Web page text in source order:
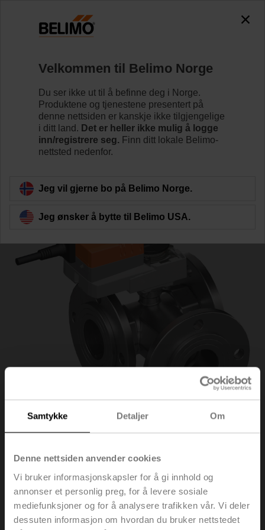
Samtykke Detaljer Om
Denne nettsiden anvender cookies
Vi bruker informasjonskapsler for å gi innhold og
annonser et personlig preg, for å levere sosiale
mediefunksjoner og for å analysere trafikken vår. Vi deler
dessuten informasjon om hvordan du bruker nettstedet
R7050R25-B3/NR24A-SZ
Lær mer
Tilbake til produktkategori
R7050R25-
B3/NR24A-SZ
Velkommen til Belimo Norge
Du ser ikke ut til å befinne deg i Norge.
Produktene og tjenestene presentert på
denne nettsiden er kanskje ikke tilgjengelige
i ditt land. Det er heller ikke mulig å logge
inn/registrere seg. Finn ditt lokale Belimo-
nettsted nedenfor.
Jeg vil gjerne bo på Belimo Norge.
Jeg ønsker å bytte til Belimo USA.